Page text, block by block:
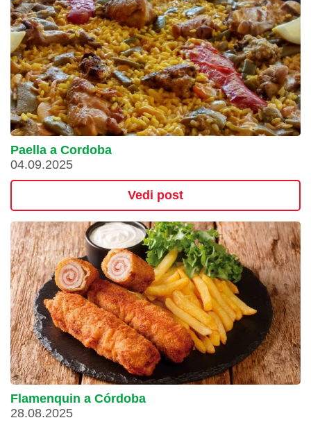
Paella a Cordoba
04.09.2025
Vedi post
Flamenquin a Córdoba
28.08.2025